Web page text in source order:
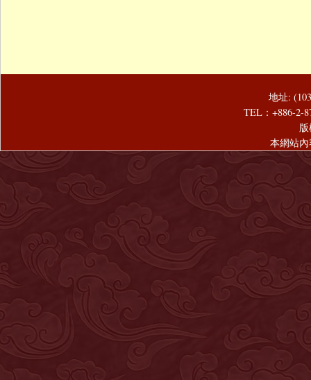
地址:
TEL：+886-2-
本網站